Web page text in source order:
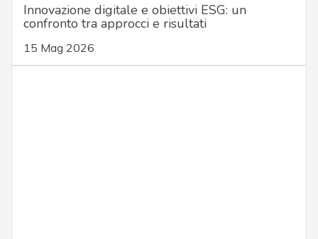
Innovazione digitale e obiettivi ESG: un
confronto tra approcci e risultati
15 Mag 2026